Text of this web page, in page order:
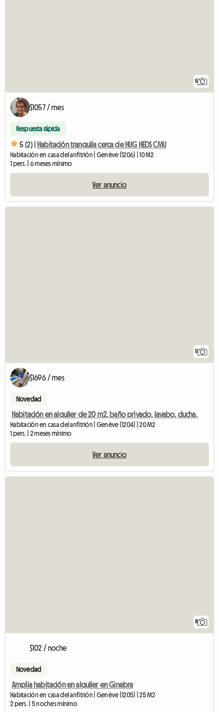
5
$1057 / mes
Respuesta rápida
5 (2) | Habitación tranquila cerca de HUG HEDS CMU
Habitación en casa del anfitrión | Genève (1206) | 10 M2
1 pers. | 6 meses mínimo
Ver anuncio
5
$1696 / mes
Novedad
Habitación en alquiler de 20 m2, baño privado, lavabo, ducha.
Habitación en casa del anfitrión | Genève (1204) | 20 M2
1 pers. | 2 meses mínimo
Ver anuncio
8
$102 / noche
Novedad
Amplia habitación en alquiler en Ginebra
Habitación en casa del anfitrión | Genève (1205) | 25 M2
2 pers. | 5 noches mínimo